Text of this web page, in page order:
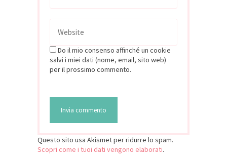
Do il mio consenso affinché un cookie
salvi i miei dati (nome, email, sito web)
per il prossimo commento.
Questo sito usa Akismet per ridurre lo spam.
Scopri come i tuoi dati vengono elaborati.